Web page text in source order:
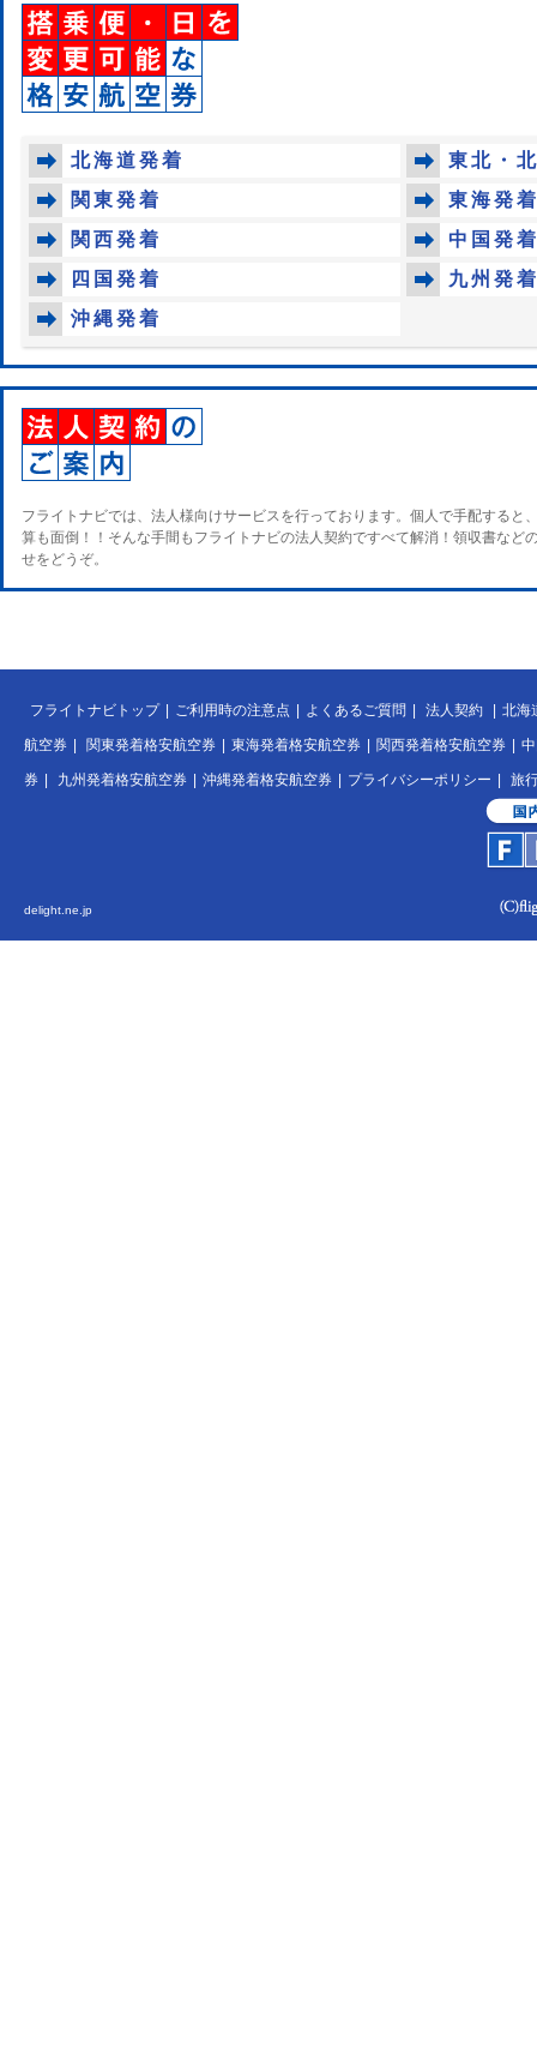
北海道発着
東北・
関東発着
東海発
関西発着
中国発
四国発着
九州発
沖縄発着
フライトナビでは、法人様向けサービスを行っております。個人で手配すると
算も面倒！！そんな手間もフライトナビの法人契約ですべて解消！領収書など
せをどうぞ。
フライトナビトップ ご利用時の注意点 よくあるご質問 法人契約 北海
航空券 関東発着格安航空券 東海発着格安航空券 関西発着格安航空券
券 九州発着格安航空券 沖縄発着格安航空券 プライバシーポリシー 旅
delight.ne.jp